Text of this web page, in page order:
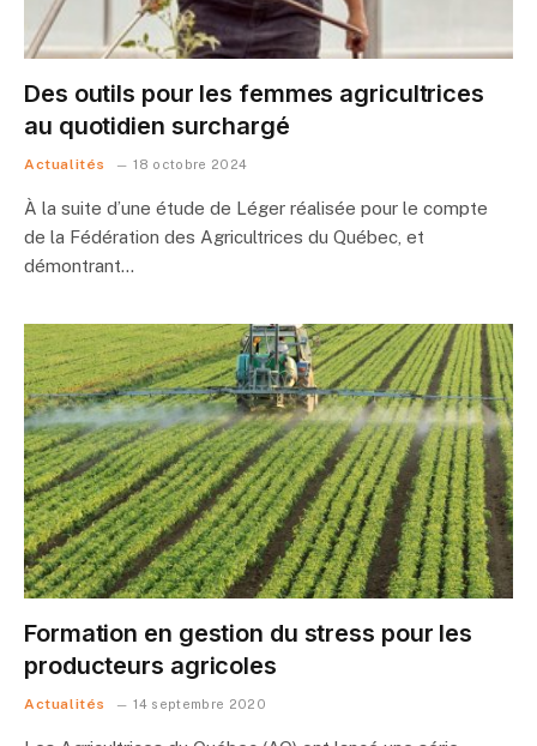
Des outils pour les femmes agricultrices
au quotidien surchargé
Actualités 18 octobre 2024
À la suite d’une étude de Léger réalisée pour le compte
de la Fédération des Agricultrices du Québec, et
démontrant…
Formation en gestion du stress pour les
producteurs agricoles
Actualités 14 septembre 2020